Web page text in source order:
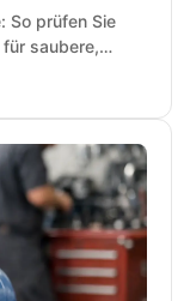
So prüfen Sie
saubere,